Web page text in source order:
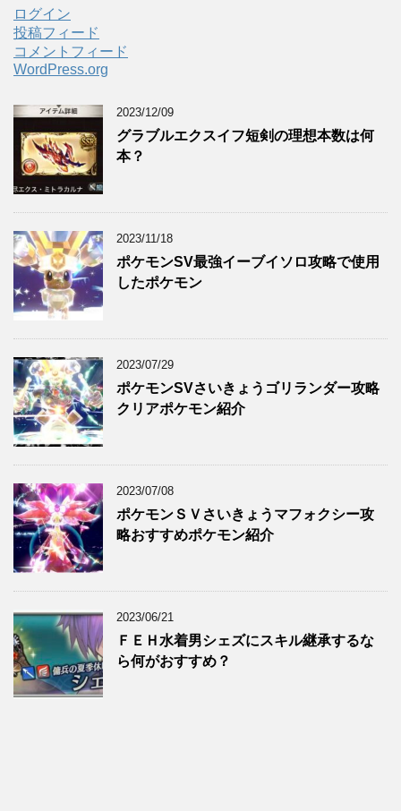
ログイン
投稿フィード
コメントフィード
WordPress.org
2023/12/09
グラブルエクスイフ短剣の理想本数は何
本？
2023/11/18
ポケモンSV最強イーブイソロ攻略で使用
したポケモン
2023/07/29
ポケモンSVさいきょうゴリランダー攻略
クリアポケモン紹介
2023/07/08
ポケモンＳＶさいきょうマフォクシー攻
略おすすめポケモン紹介
2023/06/21
ＦＥＨ水着男シェズにスキル継承するな
ら何がおすすめ？